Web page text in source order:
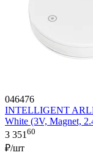
046476
INTELLIGENT
White (3V, Magnet,
3 35160
₽/шт